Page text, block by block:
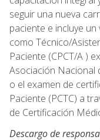
seguir una nueva
paciente e incluye
como Técnico/
Paciente (CPCT/A )
Asociación Nacional
o el examen de
Paciente (PCTC) a
de Certificación
Descargo de